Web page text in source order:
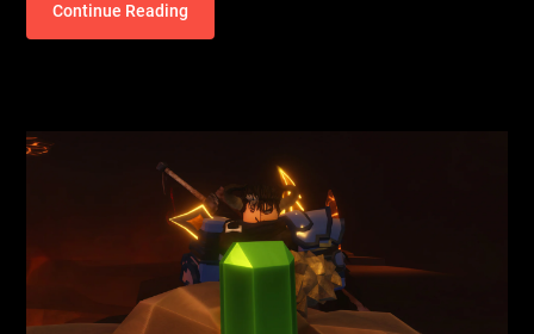
Continue Reading